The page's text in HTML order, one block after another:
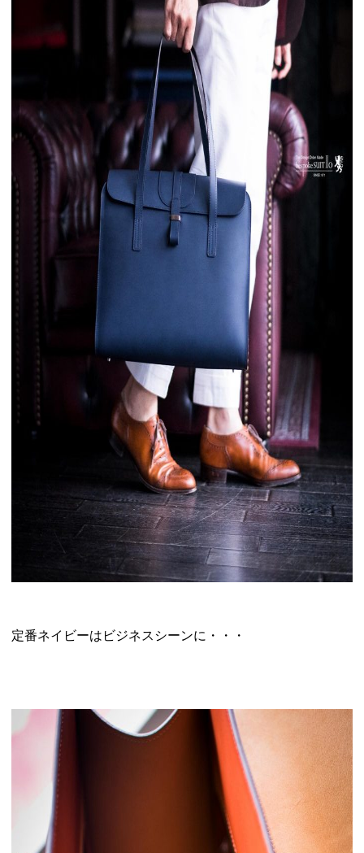
定番ネイビーはビジネスシーンに・・・